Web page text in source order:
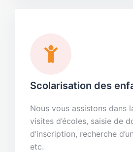
Scolarisation des
Nous vous assistons dans
visites d’écoles, saisie de
d’inscription, recherche
etc.